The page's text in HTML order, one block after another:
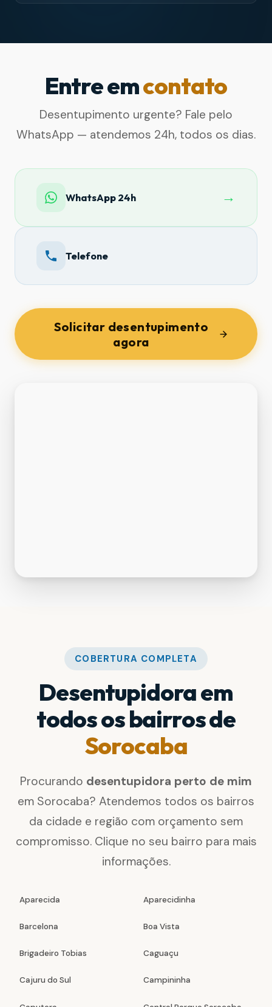
Entre emcontato
Desentupimento urgente? Fale pelo
WhatsApp — atendemos 24h, todos os dias.
WhatsApp 24h →
Telefone
Solicitar desentupimento
agora
COBERTURA COMPLETA
Desentupidora em
todos os bairros de
Sorocaba
Procurando desentupidora perto de mim
em Sorocaba? Atendemos todos os bairros
da cidade e região com orçamento sem
compromisso. Clique no seu bairro para mais
informações.
Aparecida Aparecidinha
Barcelona Boa Vista
Brigadeiro Tobias Caguaçu
Cajuru do Sul Campininha